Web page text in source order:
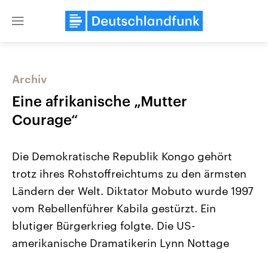
Close
Landtagswahl Sachsen-Anhalt
Alle Informationen
Sachsen-Anhalt wählt am 6.
September 2026 einen neuen
USA
Hintergründe
Wirtschaftlich und
gehören die Vereinigten
Archiv
Eine afrikanische „Mutter
Courage“
Die Demokratische Republik Kongo gehört
trotz ihres Rohstoffreichtums zu den ärmsten
Ländern der Welt. Diktator Mobuto wurde 1997
vom Rebellenführer Kabila gestürzt. Ein
blutiger Bürgerkrieg folgte. Die US-
amerikanische Dramatikerin Lynn Nottage